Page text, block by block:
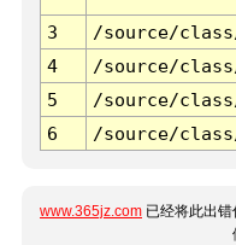
3 /source/
4
/source/
5
/source/
6
/source/
www.365jz.com 已经将此出